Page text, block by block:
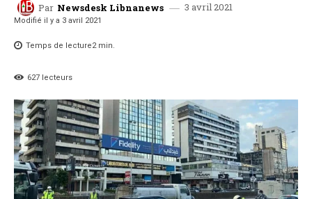
Par Newsdesk Libnanews 3 avril 2021
Modifié il y a 3 avril 2021
Temps de lecture2min.
627 lecteurs